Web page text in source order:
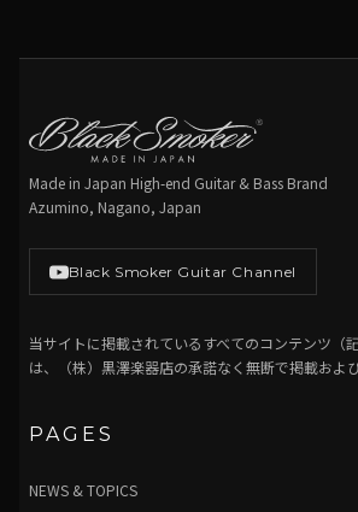
Made in Japan High-end Guitar & Bass Brand
Azumino, Nagano, Japan
Black Smoker Guitar Channel
当サイトに掲載されているすべてのコンテンツ（
は、（株）黒澤楽器店の承諾なく無断で掲載およ
PAGES
NEWS & TOPICS